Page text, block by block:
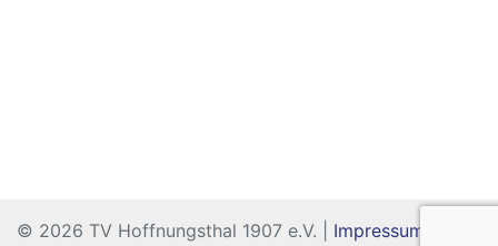
© 2026 TV Hoffnungsthal 1907 e.V. | Impressum